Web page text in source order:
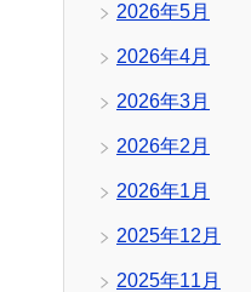
2026年5月
2026年4月
2026年3月
2026年2月
2026年1月
2025年12月
2025年11月